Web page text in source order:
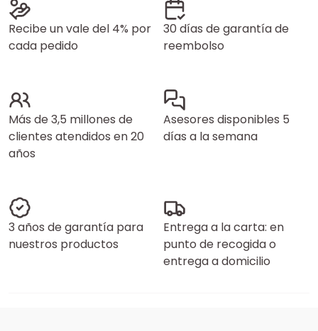
Recibe un vale del 4% por
cada pedido
30 días de garantía de
reembolso
Más de 3,5 millones de
clientes atendidos en 20
años
Asesores disponibles 5
días a la semana
3 años de garantía para
nuestros productos
Entrega a la carta: en
punto de recogida o
entrega a domicilio